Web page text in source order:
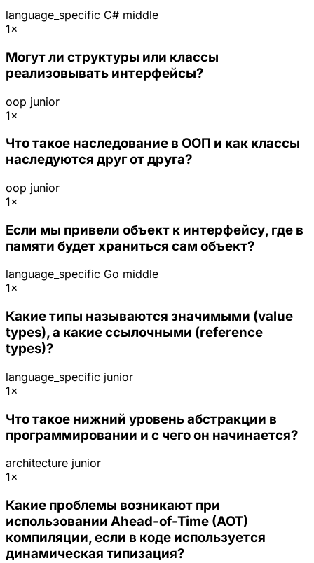
language_specific C# middle
1×
Могут ли структуры или классы
реализовывать интерфейсы?
oop junior
1×
Что такое наследование в ООП и как классы
наследуются друг от друга?
oop junior
1×
Если мы привели объект к интерфейсу, где в
памяти будет храниться сам объект?
language_specific Go middle
1×
Какие типы называются значимыми (value
types), а какие ссылочными (reference
types)?
language_specific junior
1×
Что такое нижний уровень абстракции в
программировании и с чего он начинается?
architecture junior
1×
Какие проблемы возникают при
использовании Ahead-of-Time (AOT)
компиляции, если в коде используется
динамическая типизация?